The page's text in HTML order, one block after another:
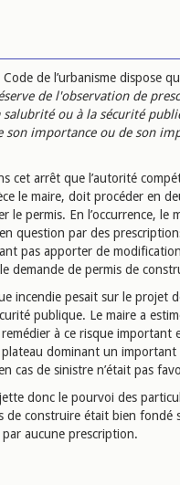
de l’urbanisme dispose
de l'observation de
ou à la sécurité
son importance ou de son
cet arrêt que l’autorité
le maire, doit procéder en
le permis. En l’occurrence, le
question par des
pas apporter de
demande de permis de
incendie pesait sur le
publique. Le maire a
à ce risque
dominant un
cas de sinistre n’était pas
donc le pourvoi des
de construire était bien
aucune prescription.